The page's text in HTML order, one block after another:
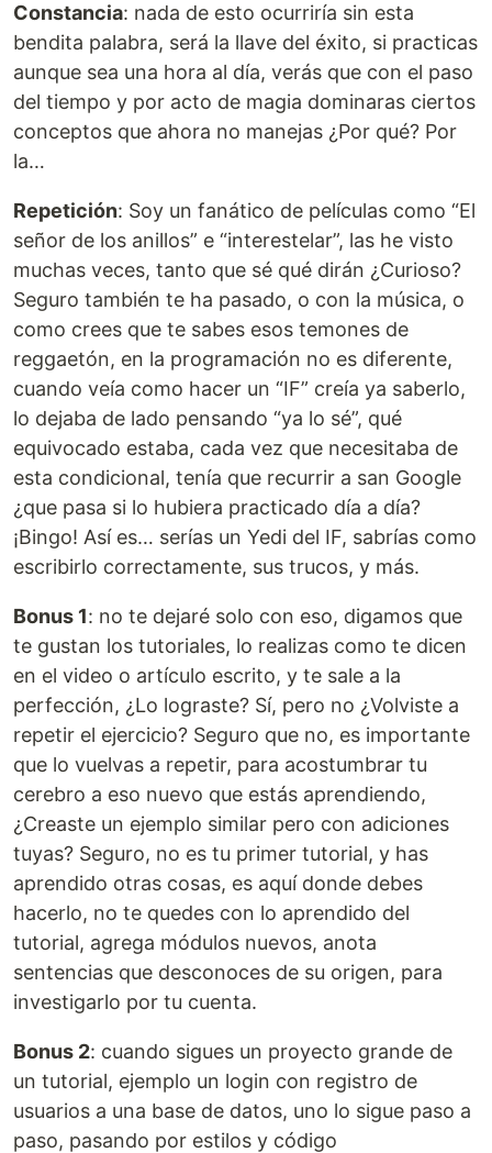
Constancia: nada de esto ocurriría sin esta
bendita palabra, será la llave del éxito, si practicas
aunque sea una hora al día, verás que con el paso
del tiempo y por acto de magia dominaras ciertos
conceptos que ahora no manejas ¿Por qué? Por
la…
Repetición: Soy un fanático de películas como “El
señor de los anillos” e “interestelar”, las he visto
muchas veces, tanto que sé qué dirán ¿Curioso?
Seguro también te ha pasado, o con la música, o
como crees que te sabes esos temones de
reggaetón, en la programación no es diferente,
cuando veía como hacer un “IF” creía ya saberlo,
lo dejaba de lado pensando “ya lo sé”, qué
equivocado estaba, cada vez que necesitaba de
esta condicional, tenía que recurrir a san Google
¿que pasa si lo hubiera practicado día a día?
¡Bingo! Así es… serías un Yedi del IF, sabrías como
escribirlo correctamente, sus trucos, y más.
Bonus 1: no te dejaré solo con eso, digamos que
te gustan los tutoriales, lo realizas como te dicen
en el video o artículo escrito, y te sale a la
perfección, ¿Lo lograste? Sí, pero no ¿Volviste a
repetir el ejercicio? Seguro que no, es importante
que lo vuelvas a repetir, para acostumbrar tu
cerebro a eso nuevo que estás aprendiendo,
¿Creaste un ejemplo similar pero con adiciones
tuyas? Seguro, no es tu primer tutorial, y has
aprendido otras cosas, es aquí donde debes
hacerlo, no te quedes con lo aprendido del
tutorial, agrega módulos nuevos, anota
sentencias que desconoces de su origen, para
investigarlo por tu cuenta.
Bonus 2: cuando sigues un proyecto grande de
un tutorial, ejemplo un login con registro de
usuarios a una base de datos, uno lo sigue paso a
paso, pasando por estilos y código